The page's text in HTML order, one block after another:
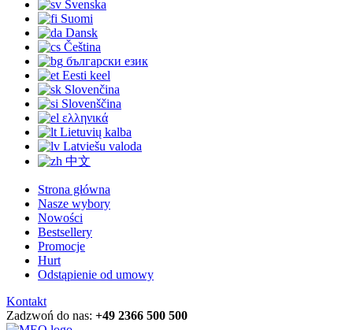
Svenska
Suomi
Dansk
Čeština
български език
Eesti keel
Slovenčina
Slovenščina
ελληνικά
Lietuvių kalba
Latviešu valoda
中文
Strona główna
Nasze wybory
Nowości
Bestsellery
Promocje
Hurt
Odstąpienie od umowy
Kontakt
Zadzwoń do nas: +49 2366 500 500